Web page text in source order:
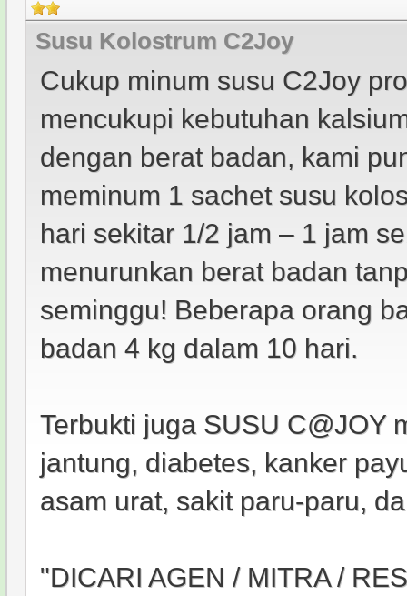
Susu Kolostrum C2Joy
Cukup minum susu C2Joy
mencukupi kebutuhan
dengan berat badan, kami
meminum 1 sachet susu
hari sekitar 1/2 jam – 1 jam
menurunkan berat badan
seminggu! Beberapa orang
badan 4 kg dalam 10 hari.
Terbukti juga SUSU C@JOY
jantung, diabetes, kanker
asam urat, sakit paru-paru,
"DICARI AGEN / MITRA /